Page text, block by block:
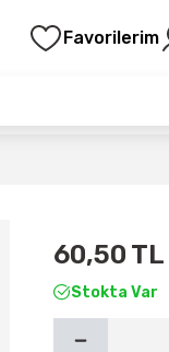
Favorilerim
60,50 TL
Stokta Var